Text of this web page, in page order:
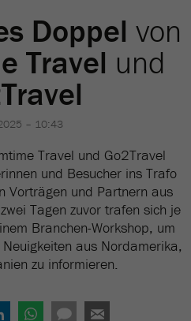
Doppel von
Travel und
– 10:43
Travel und Go2Travel
und Besucher ins Trafo
Vorträgen und Partnern aus
Tagen zuvor trafen sich je
Branchen-Workshop, um
aus Nordamerika,
zu informieren.